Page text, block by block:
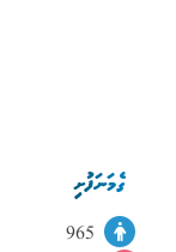
ގެމަނަފުށި